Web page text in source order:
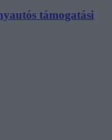
támogatási